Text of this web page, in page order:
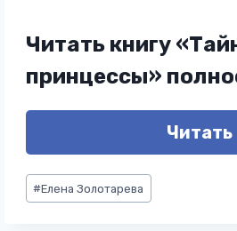
Читать книгу
принцессы»
Читать
Метки
записи:
#Елена Золотарева